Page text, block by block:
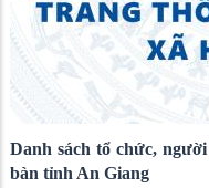
Danh sách tổ chức,
bàn tỉnh An Giang